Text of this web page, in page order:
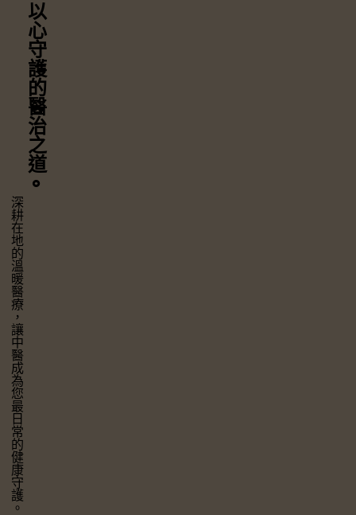
以心守護
的醫治之道
⚬
深耕在地的溫暖醫療，
讓中醫成為您最日常的健康守護。